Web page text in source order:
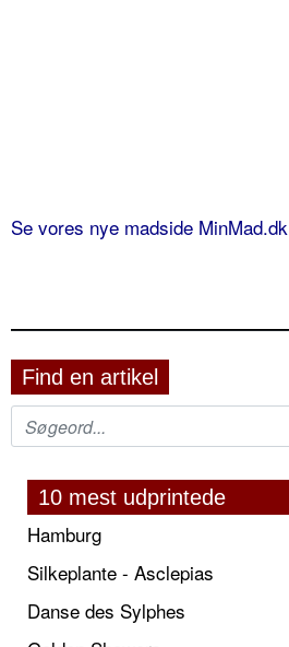
Se vores nye madside MinMad.dk
Find en artikel
10 mest udprintede
Hamburg
Silkeplante - Asclepias
Danse des Sylphes